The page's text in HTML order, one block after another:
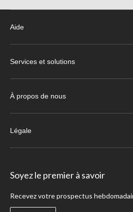
Aide
Services et solutions
À propos de nous
Légale
Soyez le premier à savoir
Recevez votre prospectus